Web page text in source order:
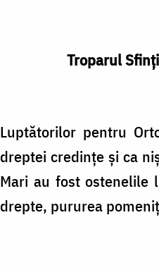
Troparul
Luptătorilor pentru
dreptei credinţe şi ca
Mari au fost oste­nelile
drep­te, pururea